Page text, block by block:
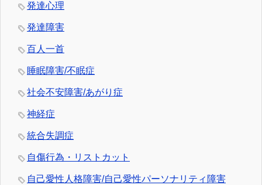
発達心理
発達障害
百人一首
睡眠障害/不眠症
社会不安障害/あがり症
神経症
統合失調症
自傷行為・リストカット
自己愛性人格障害/自己愛性パーソナリティ障害